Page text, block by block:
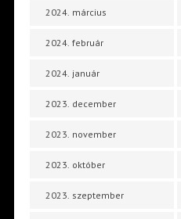
2024. március
2024. február
2024. január
2023. december
2023. november
2023. október
2023. szeptember